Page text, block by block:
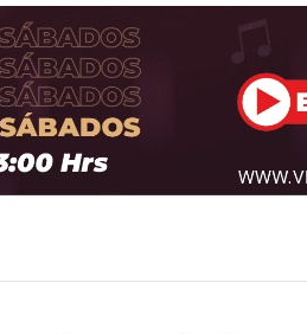
DE LIONEL MESSI